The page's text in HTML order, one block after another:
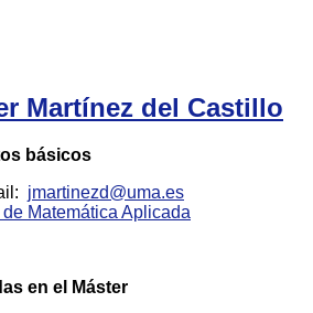
Martínez del Castillo
básicos
jmartinezd@uma.es
Matemática Aplicada
en el Máster